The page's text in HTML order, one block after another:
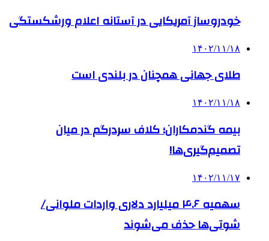
خودروساز آمریکایی در آستانه اعلام ورشکستگی
۱۴۰۲/۱۱/۱۸
طلای جهانی همچنان در بلندی است
۱۴۰۲/۱۱/۱۸
بیمه گندمکاران؛ کلاف سردرگم در میان
تصمیم‌گیری‌ها!
۱۴۰۲/۱۱/۱۷
سهمیه ۴.۶ میلیارد دلاری واردات ملوانی/
شوتی‌ها حذف می‌شوند